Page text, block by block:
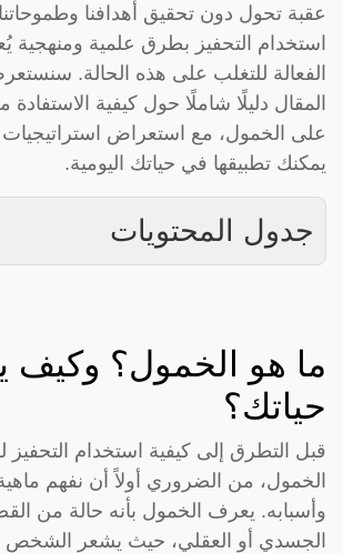
عقبة تحول دون تحقيق أهدافنا
استخدام التحفيز بطرق علمية ومنهجية
الفعالة للتغلب على هذه الحالة.
المقال دليلًا شاملًا حول كيفية الاستفادة
على الخمول، مع استعراض
يمكنك تطبيقها في حياتك اليومية.
جدول المحتويات
ما هو الخمول؟ وكيف
حياتك؟
قبل التطرق إلى كيفية استخدام التحفيز
الخمول، من الضروري أولاً أن نفهم
وأسبابه. يعرف الخمول بأنه حالة من
الجسدي أو العقلي، حيث يشعر الشخص